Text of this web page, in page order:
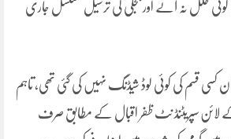
کوئی خلل نہ آئے اور بجلی کی ترسیل مسلسل جاری
قسم کی کوئی لوڈ شیڈنگ نہیں کی گئی تھی، تاہم
لائن سپریٹنڈ نٹ ظفر اقبال کے مطابق صرف